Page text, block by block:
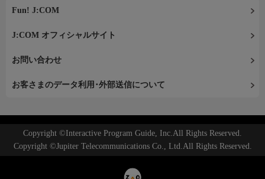
Fun! J:COM
J:COM オフィシャルサイト
お問い合わせ
お客さまのデータ利用･外部送信について
Copyright ©Interactive Program Guide, Inc.All Rights Reserved.
Copyright ©Jupiter Telecommunications Co., Ltd.All Rights Reserved.